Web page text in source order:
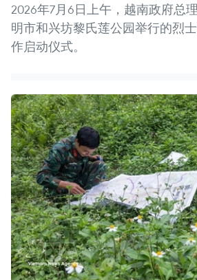
2026年7月6日上午，越南政府总
明市和兴坊黎氏莲公园举行的烈
作启动仪式。